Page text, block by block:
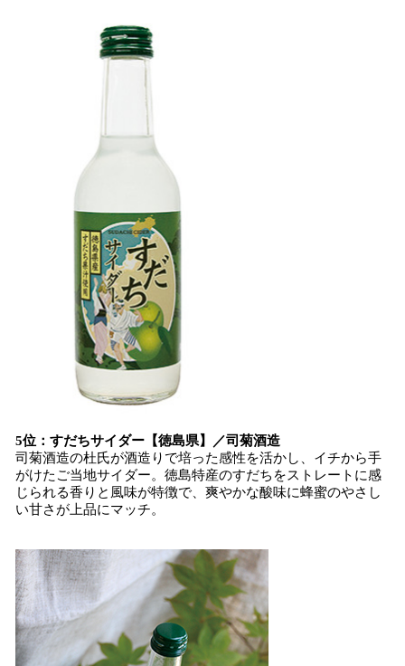
5位：すだちサイダー【徳島県】／司菊酒造
司菊酒造の杜氏が酒造りで培った感性を活かし、イチから手
がけたご当地サイダー。徳島特産のすだちをストレートに感
じられる香りと風味が特徴で、爽やかな酸味に蜂蜜のやさし
い甘さが上品にマッチ。